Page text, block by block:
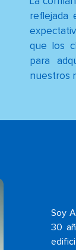
reflejada
que los
para
nuestros
Soy
30